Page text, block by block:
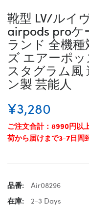
靴型 LV/ルイ
airpods proケ
ランド 全機
ズ エアーポ
スタグラム風
ン製 芸能人
¥3,280
ご注文合計：8990円以
荷から届けまで3-7日間
品番:
Air08296
在庫:
2-3 Days